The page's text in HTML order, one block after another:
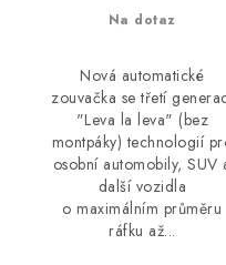
Na dotaz
Nová automatické
zouvačka se třetí
"Leva la leva" (bez
montpáky) technologií
osobní automobily, SUV
další vozidla
o maximálním průměru
ráfku až...